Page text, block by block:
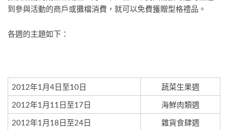
到參與活動的商戶或攤檔消費，就可以免費獲贈型格禮品。
各週的主題如下：
2012年1月4日至10日
蔬菜生果週
2012年1月11日至17日
海鮮肉類週
2012年1月18日至24日
雜貨食肆週